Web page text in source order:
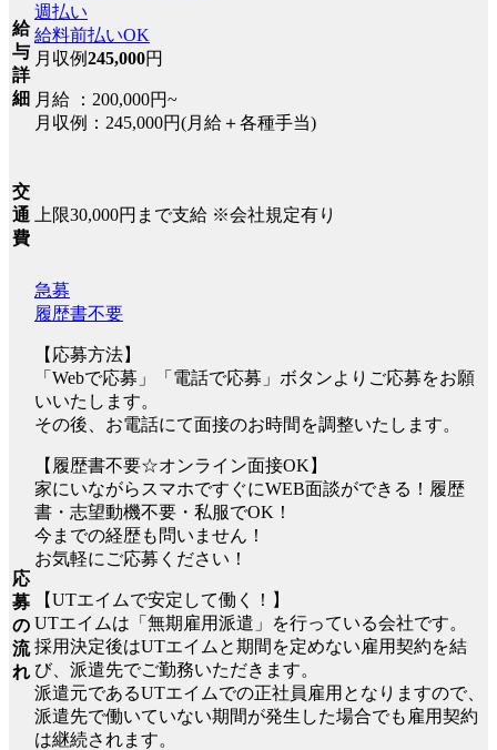
給
与
詳
細
週払い
給料前払いOK
月収例245,000円
月給 ：200,000円~
月収例：245,000円(月給＋各種手当)
交
通
費
上限30,000円まで支給 ※会社規定有り
応
募
の
流
れ
急募
履歴書不要
【応募方法】
「Webで応募」「電話で応募」ボタンよりご応募をお願
いいたします。
その後、お電話にて面接のお時間を調整いたします。
【履歴書不要☆オンライン面接OK】
家にいながらスマホですぐにWEB面談ができる！履歴
書・志望動機不要・私服でOK！
今までの経歴も問いません！
お気軽にご応募ください！
【UTエイムで安定して働く！】
UTエイムは「無期雇用派遣」を行っている会社です。
採用決定後はUTエイムと期間を定めない雇用契約を結
び、派遣先でご勤務いただきます。
派遣元であるUTエイムでの正社員雇用となりますので、
派遣先で働いていない期間が発生した場合でも雇用契約
は継続されます。